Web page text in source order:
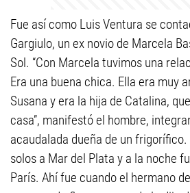
Fue así como Luis Ventura se
Gargiulo, un ex novio de Marcela
Sol. “Con Marcela tuvimos una
Era una buena chica. Ella era muy
Susana y era la hija de Catalina,
casa”, manifestó el hombre,
acaudalada dueña de un frigorífico.
solos a Mar del Plata y a la noche
París. Ahí fue cuando el hermano